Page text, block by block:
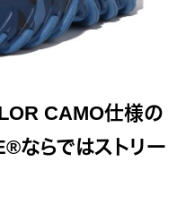
CAMO仕様の
ならではストリー